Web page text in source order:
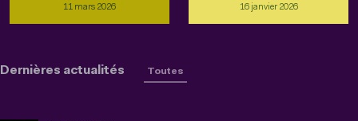
11 mars 2026 16 janvier 2026
Dernières actualités Toutes